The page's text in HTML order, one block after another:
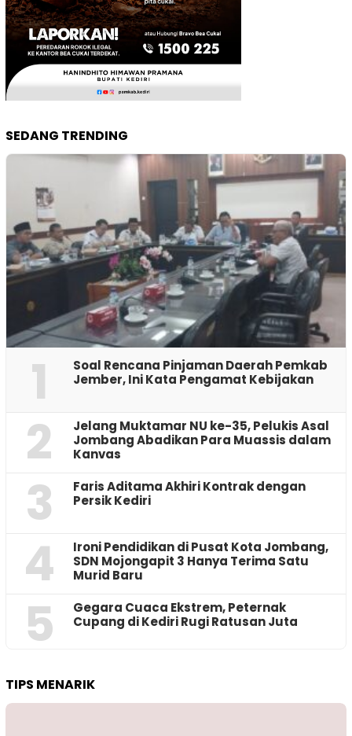
SEDANG TRENDING
1
‎Soal Rencana Pinjaman Daerah Pemkab
Jember, Ini Kata Pengamat Kebijakan ‎
2
Jelang Muktamar NU ke-35, Pelukis Asal
Jombang Abadikan Para Muassis dalam
Kanvas
3
Faris Aditama Akhiri Kontrak dengan
Persik Kediri
4
Ironi Pendidikan di Pusat Kota Jombang,
SDN Mojongapit 3 Hanya Terima Satu
Murid Baru
5
‎Gegara Cuaca Ekstrem, Peternak
Cupang di Kediri Rugi Ratusan Juta
TIPS MENARIK